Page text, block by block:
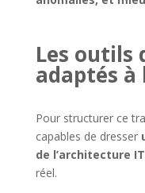
Les outils
adaptés à
Pour structurer ce
capables de dresser
de l’architecture IT
réel.